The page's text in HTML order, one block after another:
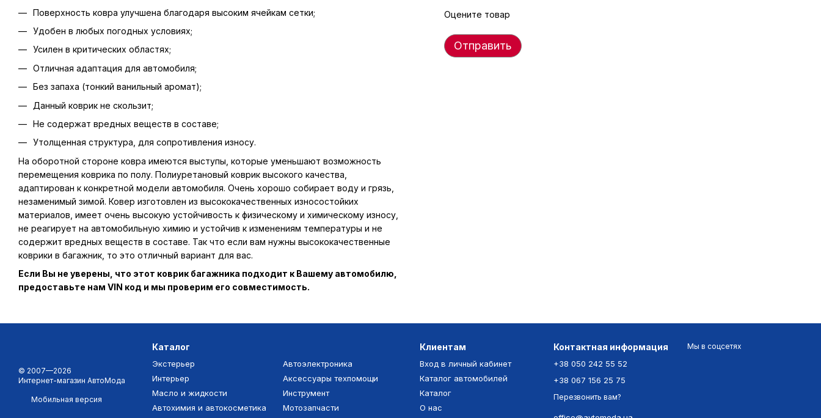
Поверхность ковра улучшена благодаря высоким ячейкам сетки;
Удобен в любых погодных условиях;
Усилен в критических областях;
Отличная адаптация для автомобиля;
Без запаха (тонкий ванильный аромат);
Данный коврик не скользит;
Не содержат вредных веществ в составе;
Утолщенная структура, для сопротивления износу.
На оборотной стороне ковра имеются выступы, которые уменьшают возможность
перемещения коврика по полу. Полиуретановый коврик высокого качества,
адаптирован к конкретной модели автомобиля. Очень хорошо собирает воду и грязь,
незаменимый зимой. Ковер изготовлен из высококачественных износостойких
материалов, имеет очень высокую устойчивость к физическому и химическому износу,
не реагирует на автомобильную химию и устойчив к изменениям температуры и не
содержит вредных веществ в составе. Так что если вам нужны высококачественные
коврики в багажник, то это отличный вариант для вас.
Если Вы не уверены, что этот коврик багажника подходит к Вашему автомобилю,
предоставьте нам VIN код и мы проверим его совместимость.
Оцените товар
Отправить
© 2007—2026
Интернет-магазин АвтоМода
Мобильная версия
Каталог
Экстерьер
Интерьер
Масло и жидкости
Автохимия и автокосметика
Автоэлектроника
Аксессуары техпомощи
Инструмент
Мотозапчасти
Клиентам
Вход в личный кабинет
Каталог автомобилей
Каталог
О нас
Контактная информация
+38 050 242 55 52
+38 067 156 25 75
Перезвонить вам?
Мы в соцсетях